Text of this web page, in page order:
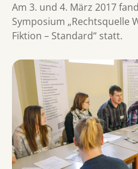
Am 3. und 4. März 2017
Symposium „Rechtsquelle
Fiktion – Standard“ statt.